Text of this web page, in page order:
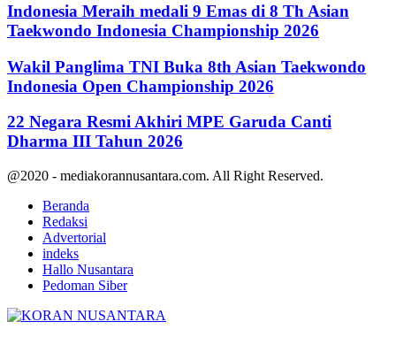
Indonesia Meraih medali 9 Emas di 8 Th Asian
Taekwondo Indonesia Championship 2026
Wakil Panglima TNI Buka 8th Asian Taekwondo
Indonesia Open Championship 2026
22 Negara Resmi Akhiri MPE Garuda Canti
Dharma III Tahun 2026
@2020 - mediakorannusantara.com. All Right Reserved.
Beranda
Redaksi
Advertorial
indeks
Hallo Nusantara
Pedoman Siber